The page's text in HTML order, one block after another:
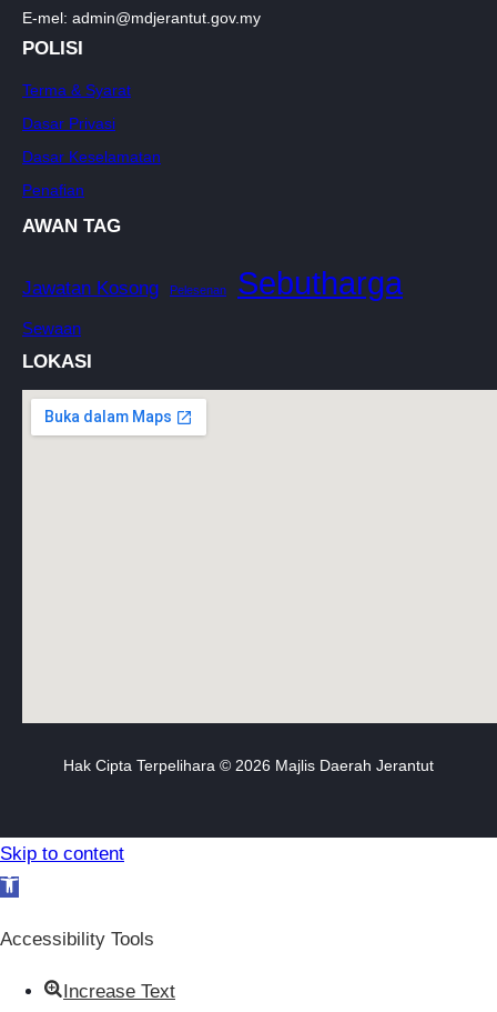
E-mel: admin@mdjerantut.gov.my
POLISI
Terma & Syarat
Dasar Privasi
Dasar Keselamatan
Penafian
AWAN TAG
Jawatan Kosong Pelesenan Sebutharga
Sewaan
LOKASI
Hak Cipta Terpelihara © 2026 Majlis Daerah Jerantut
Skip to content
Open toolbar
Accessibility Tools
Increase Text